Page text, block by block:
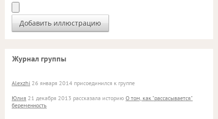
Журнал группы
Alexzhi 26 января 2014 присоединился к группе
Юлия 21 декабря 2013 рассказала историю О том, как "рассасывается"
беременность